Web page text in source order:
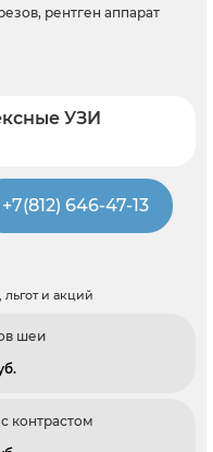
рентген аппарат
УЗИ
+7(812) 646-47-13
и акций
шеи
контрастом